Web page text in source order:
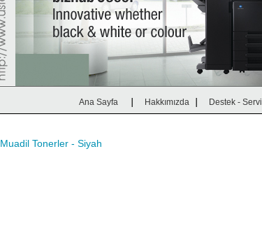
Ana Sayfa| Hakkımızda Destek -
Muadil Tonerler - Siyah